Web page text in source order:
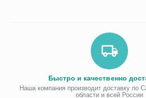
Быстро и качественно
Наша компания производит доставку по
области и всей России